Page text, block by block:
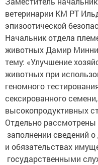
ветеринарии КМ РТ
эпизоотической
Начальник отдела
животных Дамир
тему: «Улучшение
животных при
геномного
сексированного
высокопродуктивных
Отдельно
заполнении сведений
и обязательствах
государственными